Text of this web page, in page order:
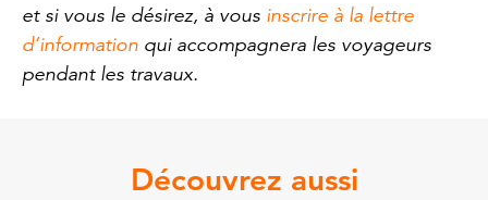
et si vous le désirez, à vous inscrire à la lettre
d’information qui accompagnera les voyageurs
pendant les travaux.
Découvrez aussi